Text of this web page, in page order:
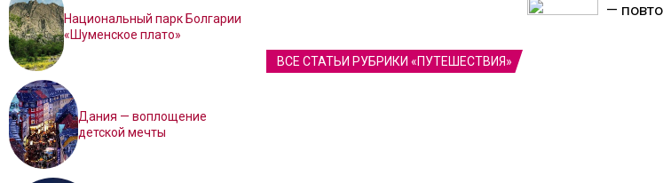
Национальный парк Болгарии
«Шуменское плато»
Дания — воплощение
детской мечты
—
ВСЕ СТАТЬИ РУБРИКИ «ПУТЕШЕСТВИЯ»